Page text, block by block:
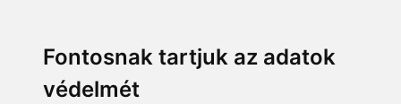
Fontosnak tartjuk az adatok
védelmét